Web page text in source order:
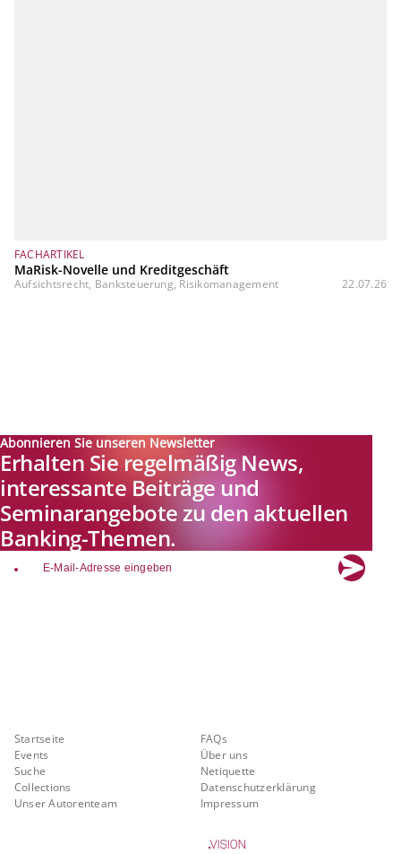
FACHARTIKEL
MaRisk-Novelle und Kreditgeschäft
Aufsichtsrecht, Banksteuerung, Risikomanagement 22.07.26
Abonnieren Sie unseren Newsletter
Erhalten Sie regelmäßig News,
interessante Beiträge und
Seminarangebote zu den aktuellen
Banking-Themen.
email
Startseite
Events
Suche
Collections
Unser Autorenteam
FAQs
Über uns
Netiquette
Datenschutzerklärung
Impressum